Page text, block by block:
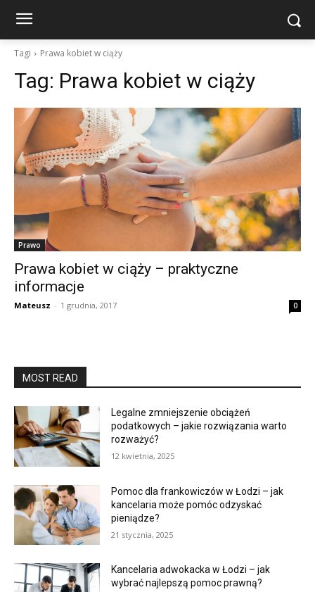
Tagi Prawa kobiet w ciąży
Tag: Prawa kobiet w ciąży
Prawo
Prawa kobiet w ciąży – praktyczne
informacje
Mateusz - 1 grudnia, 2017 0
MOST READ
Legalne zmniejszenie obciążeń
podatkowych – jakie rozwiązania warto
rozważyć?
12 kwietnia, 2025
Pomoc dla frankowiczów w Łodzi – jak
kancelaria może pomóc odzyskać
pieniądze?
21 stycznia, 2025
Kancelaria adwokacka w Łodzi – jak
wybrać najlepszą pomoc prawną?